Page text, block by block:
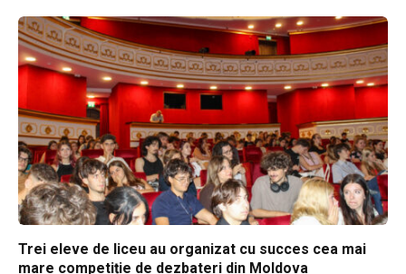
Trei eleve de liceu au organizat cu succes cea mai
mare competiție de dezbateri din Moldova